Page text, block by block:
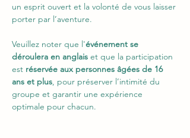
un esprit ouvert et la volonté de vous laisser
porter par l’aventure.
Veuillez noter que l'événement se
déroulera en anglais et que la participation
est réservée aux personnes âgées de 16
ans et plus, pour préserver l’intimité du
groupe et garantir une expérience
optimale pour chacun.